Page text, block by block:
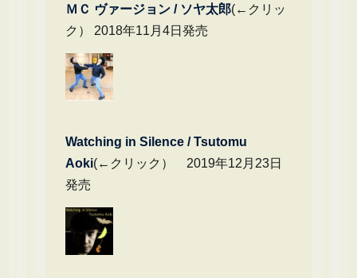
ＭＣ ヴァージョン / ソヤ太郎(←クリッ
ク） 2018年11月4日発売
Watching in Silence / Tsutomu
Aoki(←クリック） 2019年12月23日
発売